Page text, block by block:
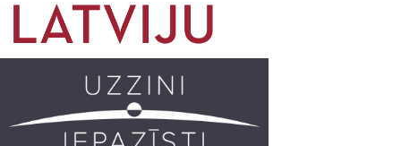
o
o
g
r
a
r
e